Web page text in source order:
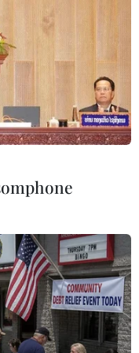
ăn bình
nghề cá Việt
Việt Nam kêu
nghề cá và ngư
biển, tiến
hải sản, góp
của Việt
đối hành động
phía Trung
của Tổ quốc.
dân, Chi đoàn
đã tiến hành
Những lá cờ đỏ
là hành động